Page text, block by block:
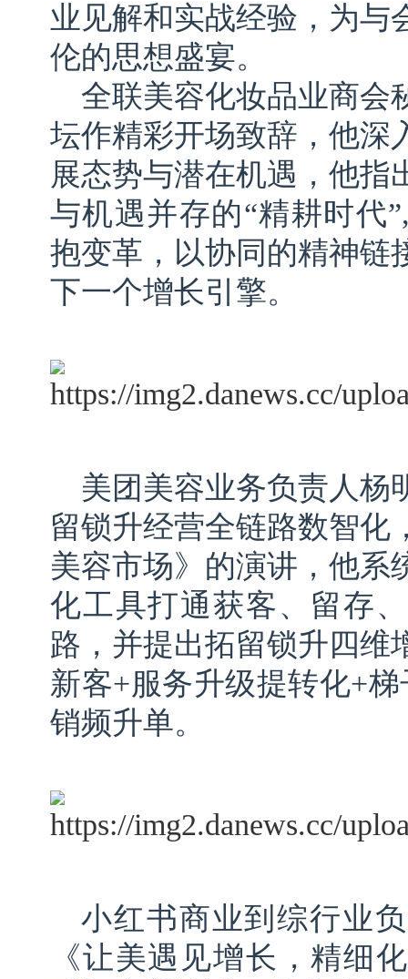
业见解和实战经验，为与
伦的思想盛宴。
全联美容化妆品业商会
坛作精彩开场致辞，他深
展态势与潜在机遇，他指
与机遇并存的“精耕时代
抱变革，以协同的精神链
下一个增长引擎。
美团美容业务负责人杨
留锁升经营全链路数智化
美容市场》的演讲，他系
化工具打通获客、留存
路，并提出拓留锁升四维
新客+服务升级提转化+
销频升单。
小红书商业到综行业
《让美遇见增长，精细